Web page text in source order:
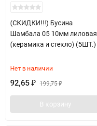
(СКИДКИ!!!) Бусина
Шамбала 05 10мм лиловая
(керамика и стекло) (5ШТ.)
Нет в наличии
92,65 ₽ 199,75₽
В корзину